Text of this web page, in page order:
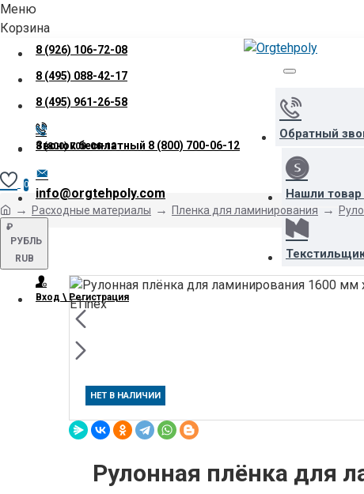
Меню
Корзина
8 (926) 106-72-08
8 (495) 088-42-17
8 (495) 961-26-58
Звонок бесплатный 8 (800) 700-06-12
info@orgtehpoly.com
₽
РУБЛЬ
RUB
Вход \ Регистрация
Обратный
Нашли
8 (800) 700-06-12
0
Расходные материалы Пленка для ламинирования
НЕТ В НАЛИЧИИ
Рулонная плёнка для